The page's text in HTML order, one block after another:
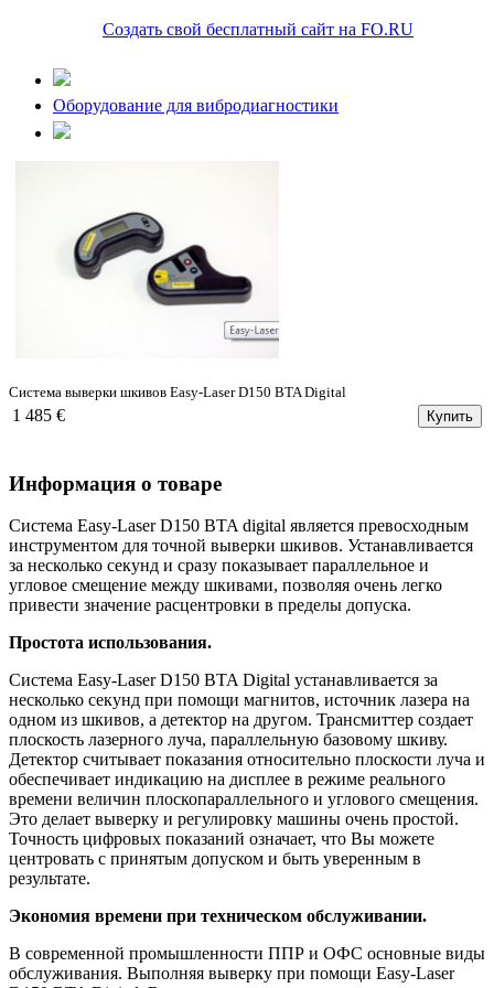
Создать свой бесплатный сайт на FO.RU
Оборудование для вибродиагностики
Система выверки шкивов Easy-Laser D150 BTA Digital
1 485 € Купить
Информация о товаре
Система Easy-Laser D150 BTA digital является превосходным
инструментом для точной выверки шкивов. Устанавливается
за несколько секунд и сразу показывает параллельное и
угловое смещение между шкивами, позволяя очень легко
привести значение расцентровки в пределы допуска.
Простота использования.
Система Easy-Laser D150 BTA Digital устанавливается за
несколько секунд при помощи магнитов, источник лазера на
одном из шкивов, а детектор на другом. Трансмиттер создает
плоскость лазерного луча, параллельную базовому шкиву.
Детектор считывает показания относительно плоскости луча и
обеспечивает индикацию на дисплее в режиме реального
времени величин плоскопараллельного и углового смещения.
Это делает выверку и регулировку машины очень простой.
Точность цифровых показаний означает, что Вы можете
центровать с принятым допуском и быть уверенным в
результате.
Экономия времени при техническом обслуживании.
В современной промышленности ППР и ОФС основные виды
обслуживания. Выполняя выверку при помощи Easy-Laser